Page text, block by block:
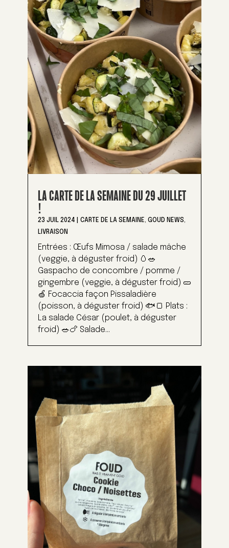
LA CARTE DE LA SEMAINE DU 29 JUILLET
!
23 JUIL 2024 CARTE DE LA SEMAINE, GOUD NEWS,
LIVRAISON
Entrées : Œufs Mimosa / salade mâche
(veggie, à déguster froid) 🥚🥗
Gaspacho de concombre / pomme /
gingembre (veggie, à déguster froid) 🥒
🍏 Focaccia façon Pissaladière
(poisson, à déguster froid) 🐟🍞 Plats :
La salade César (poulet, à déguster
froid) 🥗🍗 Salade...